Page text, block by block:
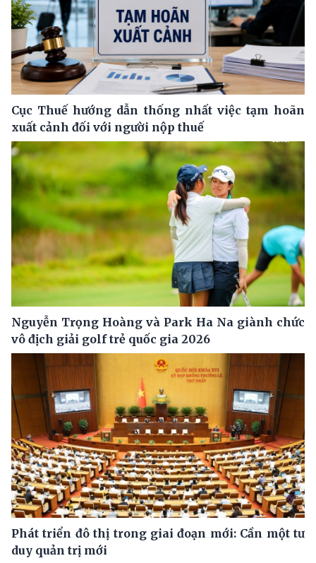
Cục Thuế hướng dẫn thống nhất việc tạm hoãn
xuất cảnh đối với người nộp thuế
Nguyễn Trọng Hoàng và Park Ha Na giành chức
vô địch giải golf trẻ quốc gia 2026
Phát triển đô thị trong giai đoạn mới: Cần một tư
duy quản trị mới